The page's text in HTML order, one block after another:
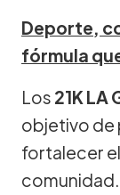
Deporte,
fórmula
Los 21K LA
objetivo de
fortalecer